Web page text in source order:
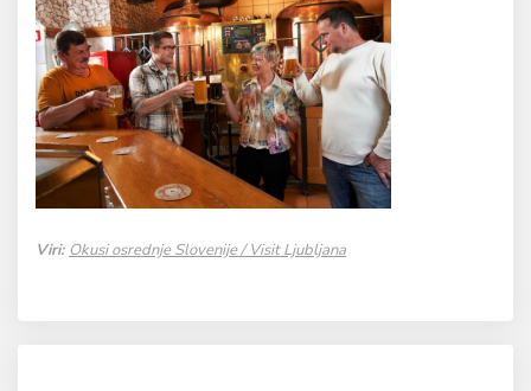
Viri: Okusi osrednje Slovenije / Visit Ljubljana